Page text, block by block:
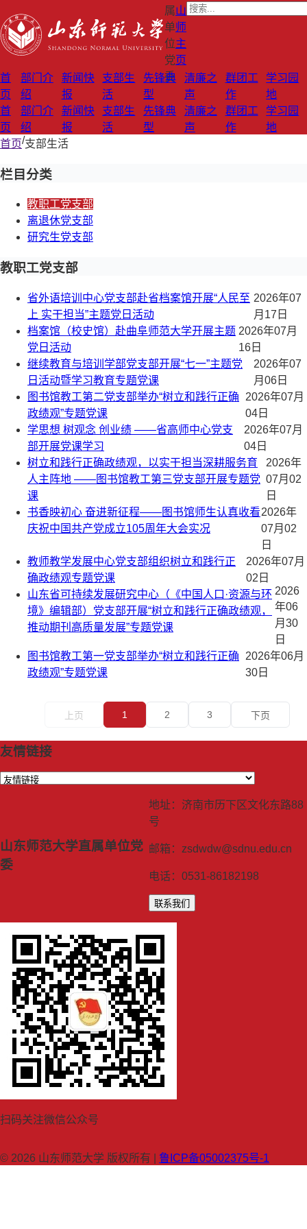
属
单
位
党
委
山
师
主
页
首
页
部门介
绍
新闻快
报
支部生
活
先锋典
型
清廉之
声
群团工
作
学习园
地
首
页
部门介
绍
新闻快
报
支部生
活
先锋典
型
清廉之
声
群团工
作
学习园
地
首页/支部生活
栏目分类
教职工党支部
离退休党支部
研究生党支部
教职工党支部
省外语培训中心党支部赴省档案馆开展“人民至
上 实干担当”主题党日活动
2026年07
月17日
档案馆（校史馆）赴曲阜师范大学开展主题
党日活动
2026年07月
16日
继续教育与培训学部党支部开展“七一”主题党
日活动暨学习教育专题党课
2026年07
月06日
图书馆教工第二党支部举办“树立和践行正确
政绩观”专题党课
2026年07月
04日
学思想 树观念 创业绩 ——省高师中心党支
部开展党课学习
2026年07月
04日
树立和践行正确政绩观，以实干担当深耕服务育
人主阵地 ——图书馆教工第三党支部开展专题党
课
2026年
07月02
日
书香映初心 奋进新征程——图书馆师生认真收看
庆祝中国共产党成立105周年大会实况
2026年
07月02
日
教师教学发展中心党支部组织树立和践行正
确政绩观专题党课
2026年07月
02日
山东省可持续发展研究中心（《中国人口·资源与环
境》编辑部）党支部开展“树立和践行正确政绩观，
推动期刊高质量发展”专题党课
2026
年06
月30
日
图书馆教工第一党支部举办“树立和践行正确
政绩观”专题党课
2026年06月
30日
上页 1 2 3 下页
友情链接
山东师范大学直属单位党
委
地址：济南市历下区文化东路88
号
邮箱：zsdwdw@sdnu.edu.cn
电话：0531-86182198
联系我们
扫码关注微信公众号
© 2026 山东师范大学 版权所有 | 鲁ICP备05002375号-1